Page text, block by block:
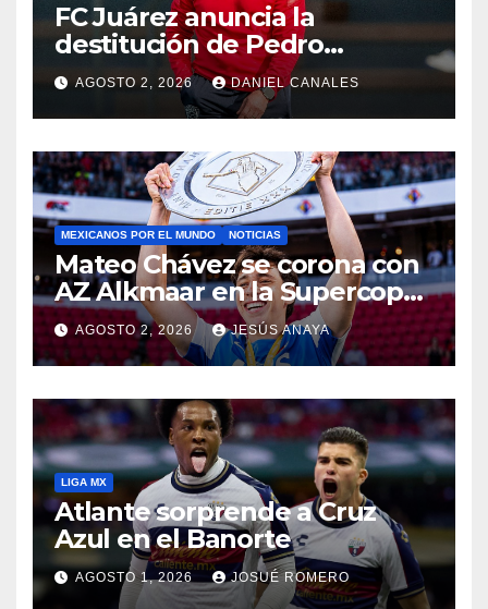
FC Juárez anuncia la
destitución de Pedro
Caixinha
AGOSTO 2, 2026 DANIEL CANALES
MEXICANOS POR EL MUNDO NOTICIAS
Mateo Chávez se corona con
AZ Alkmaar en la Supercopa
de Países Bajos
AGOSTO 2, 2026 JESÚS ANAYA
LIGA MX
Atlante sorprende a Cruz
Azul en el Banorte
AGOSTO 1, 2026 JOSUÉ ROMERO